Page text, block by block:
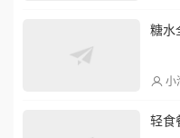
糖水
小
轻食